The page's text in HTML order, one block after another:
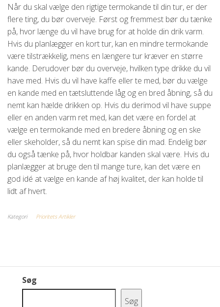
Når du skal vælge den rigtige termokande til din tur, er der
flere ting, du bør overveje. Først og fremmest bør du tænke
på, hvor længe du vil have brug for at holde din drik varm.
Hvis du planlægger en kort tur, kan en mindre termokande
være tilstrækkelig, mens en længere tur kræver en større
kande. Derudover bør du overveje, hvilken type drikke du vil
have med. Hvis du vil have kaffe eller te med, bør du vælge
en kande med en tætsluttende låg og en bred åbning, så du
nemt kan hælde drikken op. Hvis du derimod vil have suppe
eller en anden varm ret med, kan det være en fordel at
vælge en termokande med en bredere åbning og en ske
eller skeholder, så du nemt kan spise din mad. Endelig bør
du også tænke på, hvor holdbar kanden skal være. Hvis du
planlægger at bruge den til mange ture, kan det være en
god idé at vælge en kande af høj kvalitet, der kan holde til
lidt af hvert.
Kategori Prioritets Artikler
Søg
Søg